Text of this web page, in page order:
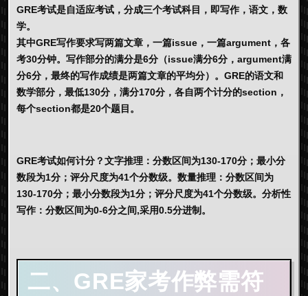
GRE考试是自适应考试，分成三个考试科目，即写作，语文，数
学。
其中GRE写作要求写两篇文章，一篇issue，一篇argument，各
考30分钟。写作部分的满分是6分（issue满分6分，argument满
分6分，最终的写作成绩是两篇文章的平均分）。GRE的语文和
数学部分，最低130分，满分170分，各自两个计分的section，
每个section都是20个题目。
GRE考试如何计分？文字推理：分数区间为130-170分；最小分
数段为1分；评分尺度为41个分数级。数量推理：分数区间为
130-170分；最小分数段为1分；评分尺度为41个分数级。分析性
写作：分数区间为0-6分之间,采用0.5分进制。
二、GRE家考作弊需符